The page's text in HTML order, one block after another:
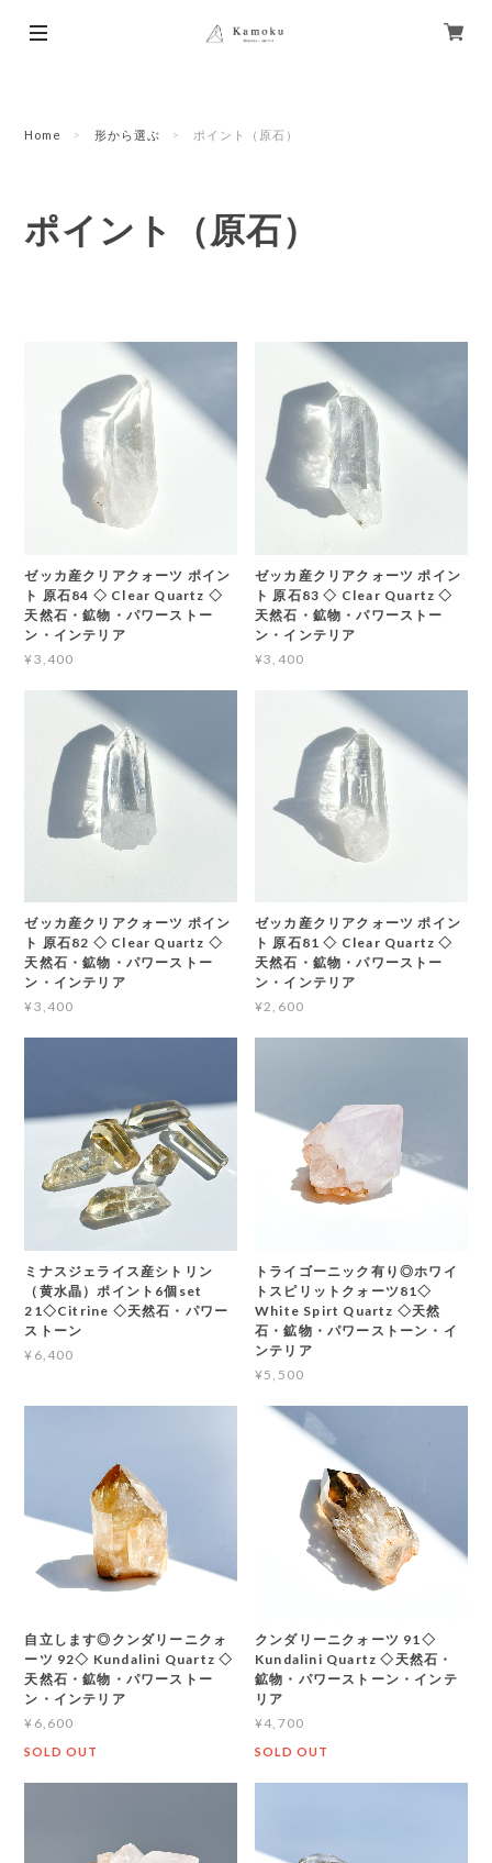
Home 形から選ぶ ポイント（原石）
ポイント（原石）
ゼッカ産クリアクォーツ ポイン
ト 原石84 ◇ Clear Quartz ◇
天然石・鉱物・パワーストー
ン・インテリア
¥3,400
ゼッカ産クリアクォーツ ポイン
ト 原石83 ◇ Clear Quartz ◇
天然石・鉱物・パワーストー
ン・インテリア
¥3,400
ゼッカ産クリアクォーツ ポイン
ト 原石82 ◇ Clear Quartz ◇
天然石・鉱物・パワーストー
ン・インテリア
¥3,400
ゼッカ産クリアクォーツ ポイン
ト 原石81 ◇ Clear Quartz ◇
天然石・鉱物・パワーストー
ン・インテリア
¥2,600
ミナスジェライス産シトリン
（黄水晶）ポイント6個set
21◇Citrine ◇天然石・パワー
ストーン
¥6,400
トライゴーニック有り◎ホワイ
トスピリットクォーツ81◇
White Spirt Quartz ◇天然
石・鉱物・パワーストーン・イ
ンテリア
¥5,500
自立します◎クンダリーニクォ
ーツ 92◇ Kundalini Quartz ◇
天然石・鉱物・パワーストー
ン・インテリア
¥6,600
SOLD OUT
クンダリーニクォーツ 91◇
Kundalini Quartz ◇天然石・
鉱物・パワーストーン・インテ
リア
¥4,700
SOLD OUT